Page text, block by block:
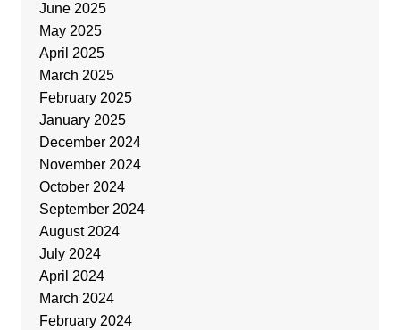
June 2025
May 2025
April 2025
March 2025
February 2025
January 2025
December 2024
November 2024
October 2024
September 2024
August 2024
July 2024
April 2024
March 2024
February 2024